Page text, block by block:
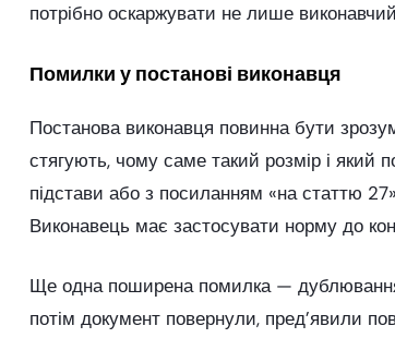
потрібно оскаржувати не лише
Помилки у постанові виконавця
Постанова виконавця повинна бути
стягують, чому саме такий розмір і який
підстави або з посиланням «на статтю
Виконавець має застосувати норму до
Ще одна поширена помилка — дублювання
потім документ повернули, пред’явили